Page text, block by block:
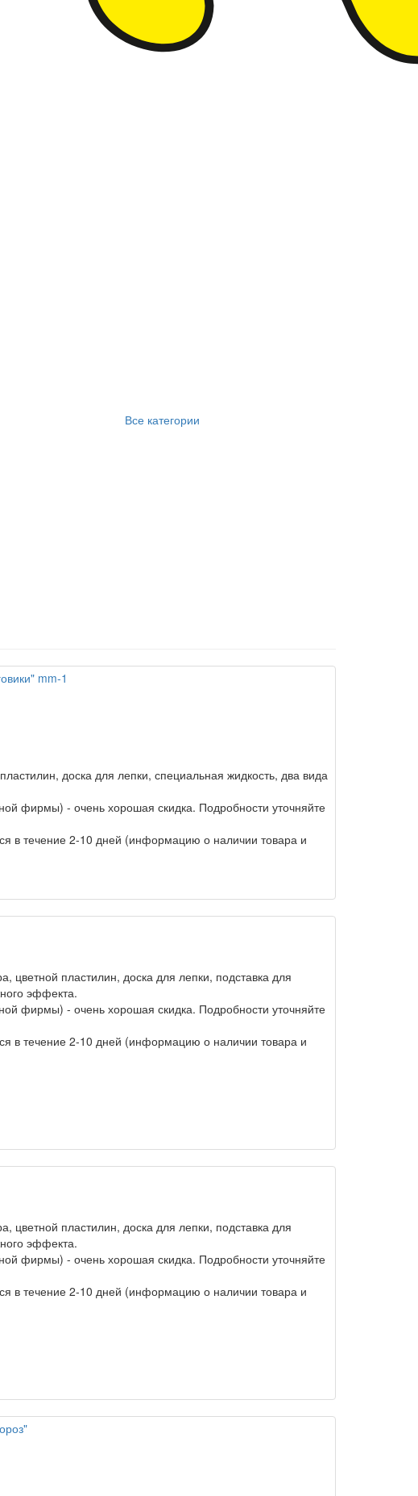
Все категории
mm-1
доска для лепки, специальная жидкость, два вида
фирмы) - очень хорошая скидка. Подробности уточняйте
в течение 2-10 дней (информацию о наличии товара и
цветной пластилин, доска для лепки, подставка для
эффекта.
фирмы) - очень хорошая скидка. Подробности уточняйте
в течение 2-10 дней (информацию о наличии товара и
цветной пластилин, доска для лепки, подставка для
эффекта.
фирмы) - очень хорошая скидка. Подробности уточняйте
в течение 2-10 дней (информацию о наличии товара и